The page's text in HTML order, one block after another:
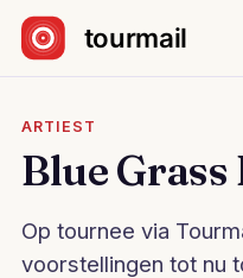
Sla navigatie over
ARTIEST
Blue
Op tournee via
voorstellingen tot nu